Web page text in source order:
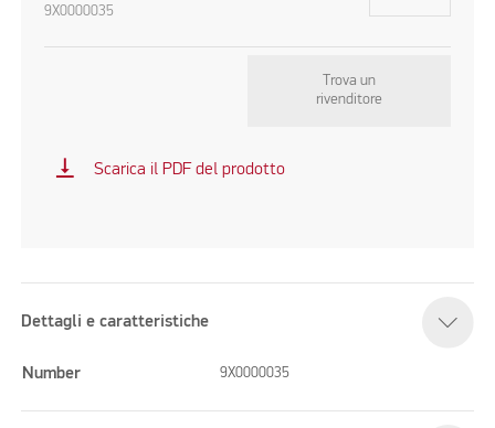
9X0000035
Trova un
rivenditore
vertical_align_bottom Scarica il PDF del prodotto
Dettagli e caratteristiche
Number 9X0000035